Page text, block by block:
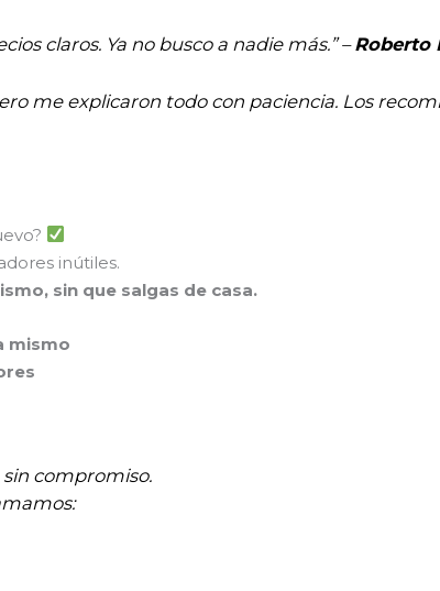
claros. Ya no busco a nadie más.” –Roberto
me explicaron todo con paciencia. Los
inútiles.
sin que salgas de casa.
mismo
compromiso.